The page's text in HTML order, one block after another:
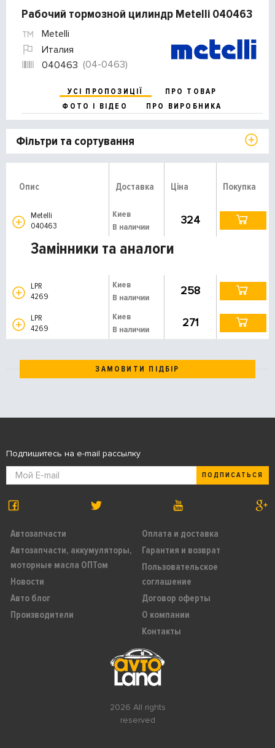
Рабочий тормозной цилиндр Metelli 040463
Metelli
Италия
040463 (04-0463)
УСІ ПРОПОЗИЦІЇ
ПРО ТОВАР
ФОТО І ВІДЕО
ПРО ВИРОБНИКА
Фільтри та сортування
Опис Доставка Ціна Покупка
Metelli
040463
Киев
В наличии
324
Замінники та аналоги
LPR
4269
Киев
В наличии
258
LPR
4269
Киев
В наличии
271
ЗАМОВИТИ ПІДБІР
2026 All rights
reserved
Автозапчасти
Автозапчасти, аккумуляторы,
моторные масла ОПТом
Новости
Авто блог
Производители
Оплата и доставка
Гарантия и возврат
Пользовательское
соглашение
Договор оферты
О компании
Контакты
Подпишитесь на e-mail рассылку
ПОДПИСАТЬСЯ